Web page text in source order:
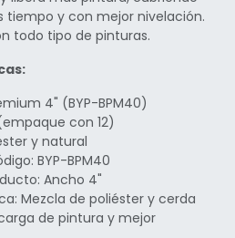
tiempo y con mejor nivelación.
todo tipo de pinturas.
4" (BYP-BPM40)
con 12)
y natural
BYP-BPM40
Ancho 4"
Mezcla de poliéster y cerda
de pintura y mejor